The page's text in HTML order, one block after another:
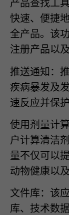
产品查找工
快速、便捷地
全产品。该
注册产品以
推送通知：
疾病暴发及
速反应并保
使用剂量计
户计算清洁
量不仅可以
动物健康以
文件库：该
库、技术数